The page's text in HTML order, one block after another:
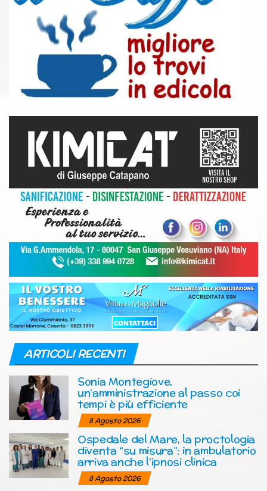
ARTICOLI RECENTI
Sonia Montegiove,
un’amministrazione al passo coi
tempi è più efficiente
8 Agosto 2026
Ospedale del Mare, la proctologia
diventa “su misura”: in ambulatorio
arriva anche l’ipnosi clinica
8 Agosto 2026